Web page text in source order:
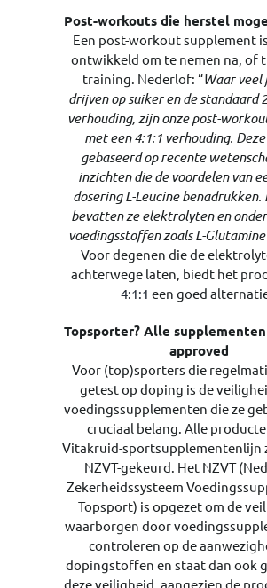
Post-workouts die herstel
Een post-workout supplement
ontwikkeld om te nemen na, of
training. Nederlof: “Waar veel
drijven op suiker en de standaard
verhouding, zijn onze post-
met een 4:1:1 verhouding.
gebaseerd op recente
inzichten die de voordelen van
dosering L-Leucine benadrukken.
bevatten ze elektrolyten en
voedingsstoffen zoals L-Glutamine
Voor degenen die de
achterwege laten, biedt het
4:1:1 een goed
Topsporter? Alle supplementen
approved
Voor (top)sporters die
getest op doping is de
voedingssupplementen die ze
cruciaal belang. Alle
Vitakruid-sportsupplementenlijn
NZVT-gekeurd. Het NZVT
Zekerheidssysteem
Topsport) is opgezet om de
waarborgen door
controleren op de
dopingstoffen en staat dan ook
deze veiligheid, aangezien de